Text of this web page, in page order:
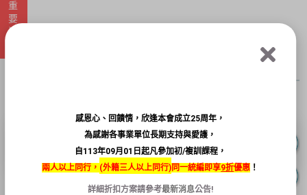
重要消息
感恩心、回饋情，欣逢本會成立25周年，
為感謝各事業單位長期支持與愛護，
自113年09月01日起凡參加初/複訓課程，
兩人以上同行， (外籍三人以上同行) 同一統編即享9折優惠 ！
詳細折扣方案請參考最新消息公告!